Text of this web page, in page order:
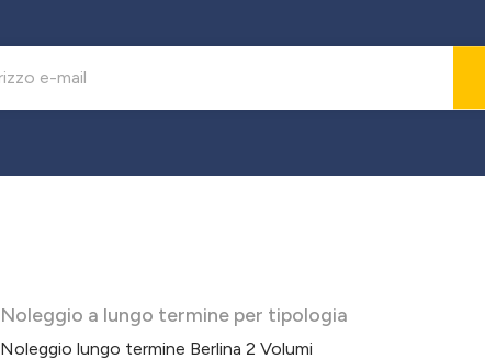
Noleggio a lungo termine per tipologia
Noleggio lungo termine Berlina 2 Volumi